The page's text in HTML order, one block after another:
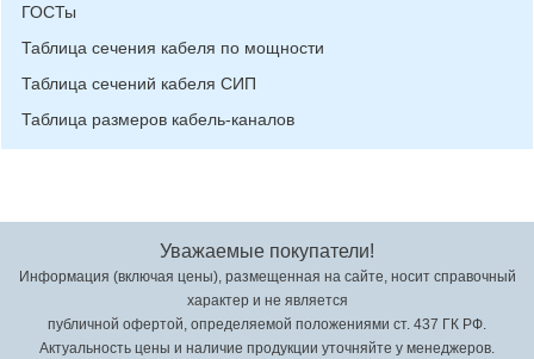
ГОСТы
Таблица сечения кабеля по мощности
Таблица сечений кабеля СИП
Таблица размеров кабель-каналов
Уважаемые покупатели!
Информация (включая цены), размещенная на сайте, носит справочный
характер и не является
публичной офертой, определяемой положениями ст. 437 ГК РФ.
Актуальность цены и наличие продукции уточняйте у менеджеров.